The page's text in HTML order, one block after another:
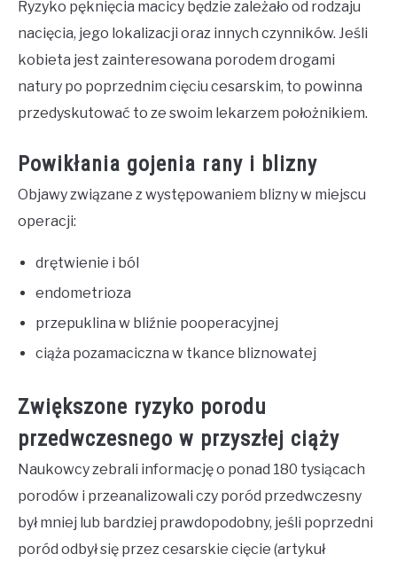
Ryzyko pęknięcia macicy będzie zależało od rodzaju
nacięcia, jego lokalizacji oraz innych czynników. Jeśli
kobieta jest zainteresowana porodem drogami
natury po poprzednim cięciu cesarskim, to powinna
przedyskutować to ze swoim lekarzem położnikiem.
Powikłania gojenia rany i blizny
Objawy związane z występowaniem blizny w miejscu
operacji:
drętwienie i ból
endometrioza
przepuklina w bliźnie pooperacyjnej
ciąża pozamaciczna w tkance bliznowatej
Zwiększone ryzyko porodu
przedwczesnego w przyszłej ciąży
Naukowcy zebrali informację o ponad 180 tysiącach
porodów i przeanalizowali czy poród przedwczesny
był mniej lub bardziej prawdopodobny, jeśli poprzedni
poród odbył się przez cesarskie cięcie (artykuł